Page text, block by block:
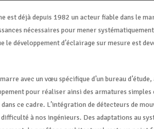
est déjà depuis 1982 un acteur fiable dans le
nécessaires pour mener
le développement d’éclairage sur mesure est
avec un vœu spécifique d’un bureau
pour réaliser ainsi des armatures simples
ce cadre. L’intégration de détecteurs de
difficulté à nos ingénieurs. Des adaptations au